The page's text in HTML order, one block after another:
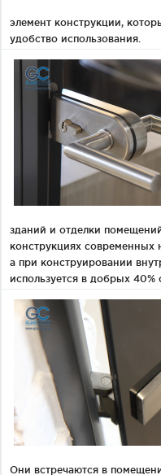
элемент конструкции,
удобство использования.
зданий и отделки
конструкциях современных
а при конструировании
используется в добрых 40%
Они встречаются в